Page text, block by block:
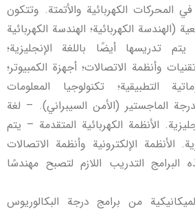
المحركات الكهربائية والأتمتة. وتتكون
(الهندسة الكهربائية؛ الهندسة الكهربائية
تدريسها أيضًا باللغة الإنجليزية؛
وأنظمة الاتصالات؛ أجهزة الكمبيوتر؛
التطبيقية؛ تكنولوجيا المعلومات
و4 برامج لدرجة الماجستير (الأمن السيبراني). – لغة
الأنظمة الكهربائية المتقدمة – يتم
الأنظمة الإلكترونية وأنظمة الاتصالات
التدريب اللازم لتصبح مهندسًا
من برامج درجة البكالوريوس